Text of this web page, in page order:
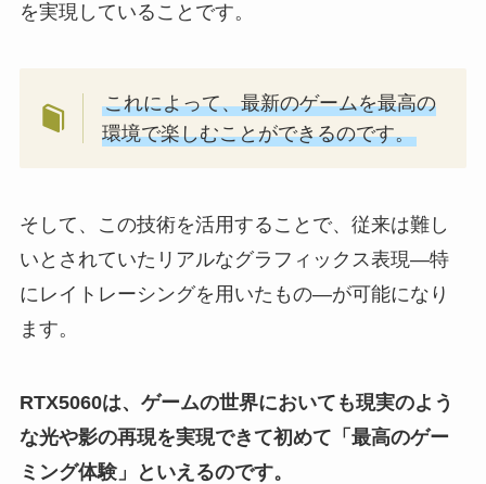
を実現していることです。
これによって、最新のゲームを最高の
環境で楽しむことができるのです。
そして、この技術を活用することで、従来は難し
いとされていたリアルなグラフィックス表現―特
にレイトレーシングを用いたもの―が可能になり
ます。
RTX5060は、ゲームの世界においても現実のよう
な光や影の再現を実現できて初めて「最高のゲー
ミング体験」といえるのです。